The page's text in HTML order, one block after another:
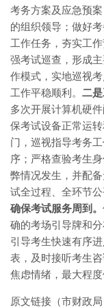
考务方案及应急预
的组织领导；做好
工作任务，夯实工
强考试巡查，形成
作模式，实地巡视
工作平稳顺利。 二
多次开展计算机硬
保考试设备正常运
门，巡视指导考务
序；严格查验考生
弊情况发生，并配
试全过程、全环节公
确保考试服务周到。
确的考场引导牌和
引导考生快速有序
表，及时接听考生
焦虑情绪，最大程度
原文链接（市财政局